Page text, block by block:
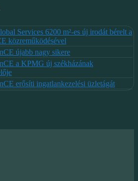
Services 6200 m²-es új irodát bérelt a
közreműködésével
újabb nagy sikere
a KPMG új székházának
erősíti ingatlankezelési üzletágát